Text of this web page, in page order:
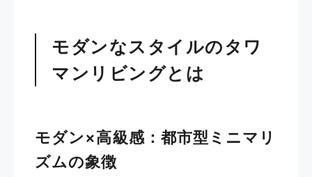
モダンなスタイルのタワ
マンリビングとは
モダン×高級感：都市型ミニマリ
ズムの象徴